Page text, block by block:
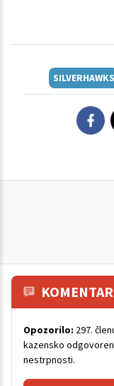
SILVERHAWKS
Opozorilo: 297.
kazensko
nestrpnosti.